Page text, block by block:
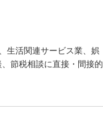
生活関連サービス業、娯
節税相談に直接・間接的